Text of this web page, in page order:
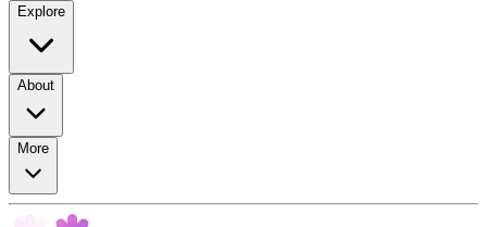
Explore
About
More